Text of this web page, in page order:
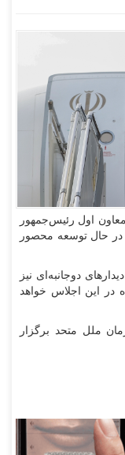
اول رئیس‌جمهور
حال توسعه محصور
دوجانبه‌ای نیز
در این اجلاس خواهد
ملل متحد برگزار